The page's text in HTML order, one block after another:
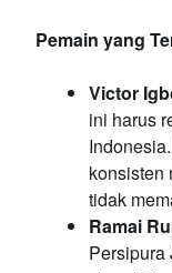
Pemain yang
Victor
ini harus
konsisten
tidak
Ramai
Persipura